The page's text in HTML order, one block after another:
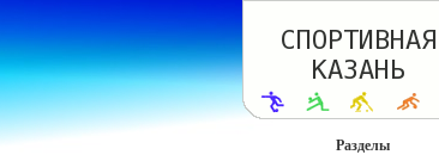
Разделы